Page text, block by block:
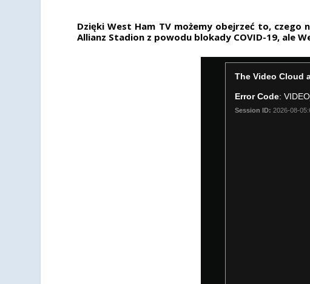
Dzięki West Ham TV możemy obejrzeć to,
Allianz Stadion z powodu blokady COVID-19, ale